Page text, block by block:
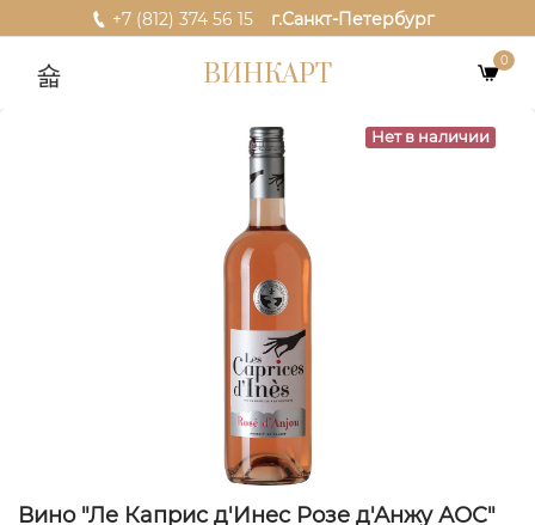
+7 (812) 374 56 15 г.Санкт-Петербург
ВИНКАРТ 0
Нет в наличии
Вино "Ле Каприс д'Инес Розе д'Анжу АОС"